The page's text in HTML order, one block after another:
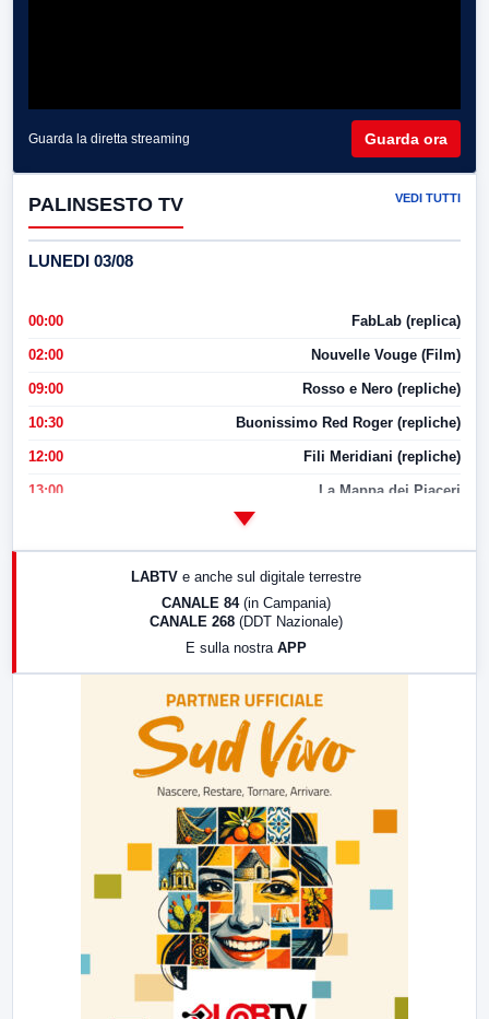
Guarda la diretta streaming Guarda ora
PALINSESTO TV VEDI TUTTI
LUNEDI 03/08
00:00 FabLab (replica)
02:00 Nouvelle Vouge (Film)
09:00 Rosso e Nero (repliche)
10:30 Buonissimo Red Roger (repliche)
12:00 Fili Meridiani (repliche)
13:00 La Mappa dei Piaceri
LABTV e anche sul digitale terrestre
CANALE 84 (in Campania)
CANALE 268 (DDT Nazionale)
E sulla nostra APP